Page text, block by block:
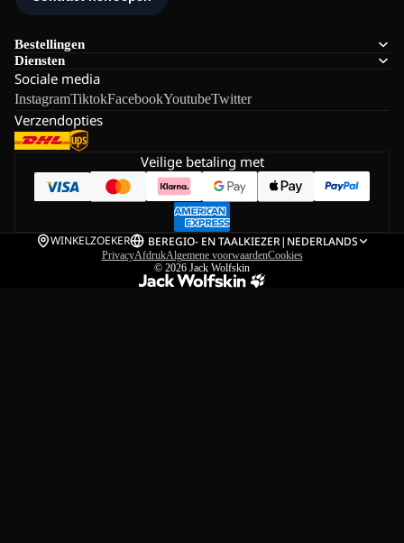
Bestellingen
Diensten
Sociale media
InstagramTiktokFacebookYoutubeTwitter
Verzendopties
Veilige betaling met
WINKELZOEKER BEREGIO- EN TAALKIEZER| NEDERLANDS
PrivacyAfdrukAlgemene voorwaardenCookies
© 2026 Jack Wolfskin